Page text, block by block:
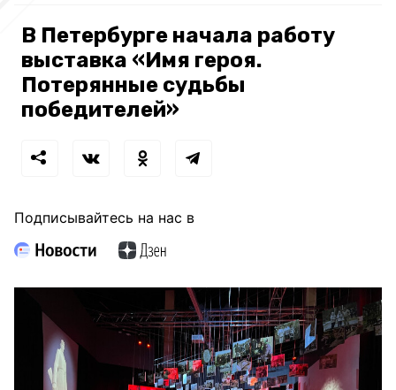
В Петербурге начала работу
выставка «Имя героя.
Потерянные судьбы
победителей»
Подписывайтесь на нас в